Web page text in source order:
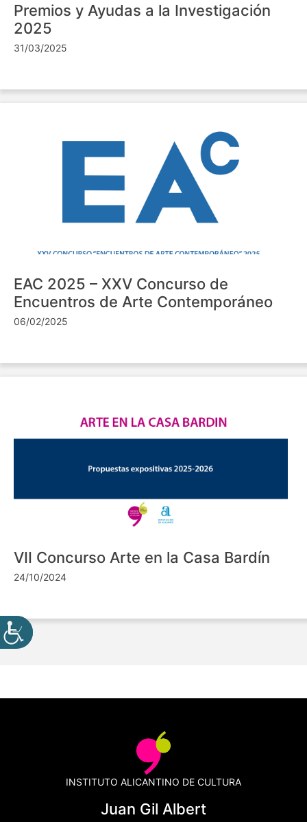
Premios y Ayudas a la Investigación
2025
31/03/2025
EAC 2025 – XXV Concurso de
Encuentros de Arte Contemporáneo
06/02/2025
VII Concurso Arte en la Casa Bardín
24/10/2024
INSTITUTO ALICANTINO DE CULTURA
Juan Gil Albert